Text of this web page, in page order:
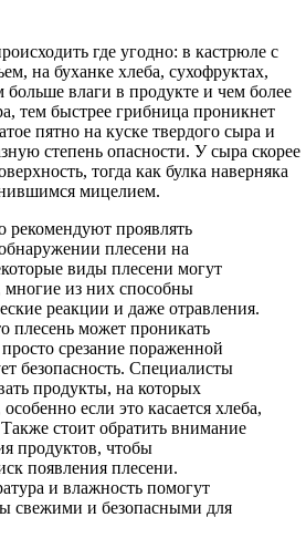
где угодно: в кастрюле с
на буханке хлеба, сухофруктах,
влаги в продукте и чем более
тем быстрее грибница проникнет
пятно на куске твердого сыра и
степень опасности. У сыра скорее
тогда как булка наверняка
мицелием.
рекомендуют проявлять
плесени на
виды плесени могут
из них способны
реакции и даже отравления.
плесень может проникать
срезание пораженной
безопасность. Специалисты
продукты, на которых
если это касается хлеба,
стоит обратить внимание
продуктов, чтобы
появления плесени.
и влажность помогут
свежими и безопасными для